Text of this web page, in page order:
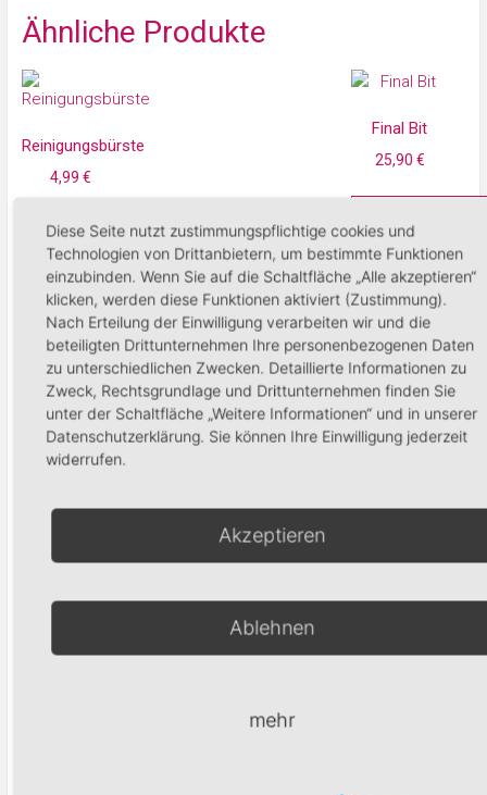
Ähnliche Produkte
Reinigungsbürste
4,99 €
In den Warenkorb
Final Bit
25,90 €
Fräserreinigungsbürste
9,90€
In den Warenkorb
Fräser
Silverball big
13,95€
Produktsuche
Diese Seite nutzt zustimmungspflichtige cookies und
Technologien von Drittanbietern, um bestimmte Funktionen
einzubinden. Wenn Sie auf die Schaltfläche „Alle akzeptieren“
klicken, werden diese Funktionen aktiviert (Zustimmung).
Nach Erteilung der Einwilligung verarbeiten wir und die
beteiligten Drittunternehmen Ihre personenbezogenen Daten
zu unterschiedlichen Zwecken. Detaillierte Informationen zu
Zweck, Rechtsgrundlage und Drittunternehmen finden Sie
unter der Schaltfläche „Weitere Informationen“ und in unserer
Datenschutzerklärung. Sie können Ihre Einwilligung jederzeit
widerrufen.
Akzeptieren
Ablehnen
mehr